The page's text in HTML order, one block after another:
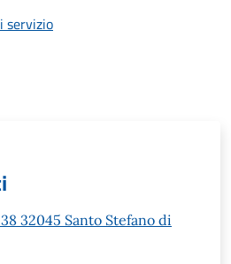
servizio
32045 Santo Stefano di